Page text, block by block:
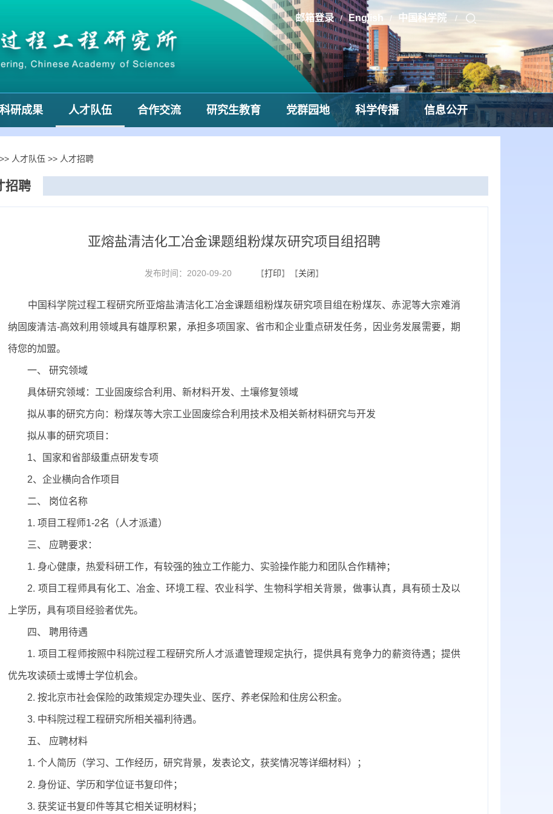
邮箱登录 / English / 中国科学院 /
科研成果 人才队伍 合作交流 研究生教育 党群园地 科学传播 信息公开
>> 人才队伍 >> 人才招聘
招聘
亚熔盐清洁化工冶金课题组粉煤灰研究项目组招聘
发布时间：2020-09-20 【打印】【关闭】
中国科学院过程工程研究所亚熔盐清洁化工冶金课题组粉煤灰研究项目组在粉煤灰、赤泥等大宗难消
纳固废清洁-高效利用领域具有雄厚积累，承担多项国家、省市和企业重点研发任务，因业务发展需要，期
待您的加盟。
一、 研究领域
具体研究领域：工业固废综合利用、新材料开发、土壤修复领域
拟从事的研究方向：粉煤灰等大宗工业固废综合利用技术及相关新材料研究与开发
拟从事的研究项目：
1、国家和省部级重点研发专项
2、企业横向合作项目
二、 岗位名称
1. 项目工程师1-2名（人才派遣）
三、 应聘要求：
1. 身心健康，热爱科研工作，有较强的独立工作能力、实验操作能力和团队合作精神；
2. 项目工程师具有化工、冶金、环境工程、农业科学、生物科学相关背景，做事认真，具有硕士及以
上学历，具有项目经验者优先。
四、 聘用待遇
1. 项目工程师按照中科院过程工程研究所人才派遣管理规定执行，提供具有竞争力的薪资待遇；提供
优先攻读硕士或博士学位机会。
2. 按北京市社会保险的政策规定办理失业、医疗、养老保险和住房公积金。
3. 中科院过程工程研究所相关福利待遇。
五、 应聘材料
1. 个人简历（学习、工作经历，研究背景，发表论文，获奖情况等详细材料）；
2. 身份证、学历和学位证书复印件；
3. 获奖证书复印件等其它相关证明材料；